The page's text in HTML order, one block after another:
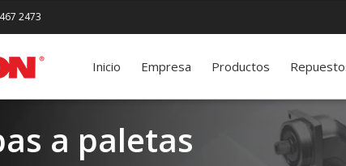
2473
Inicio Empresa Productos
a paletas